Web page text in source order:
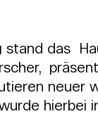
stand das
neuer
hierbei